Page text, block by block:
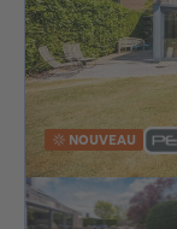
NOUVEAU